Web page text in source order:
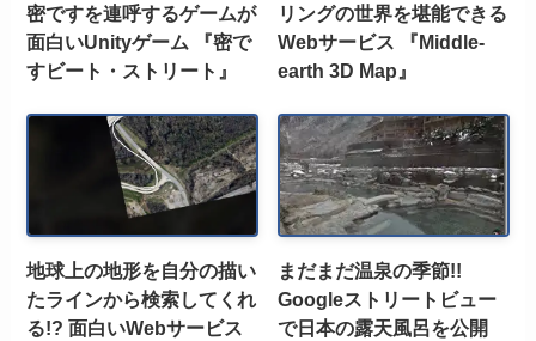
密ですを連呼するゲームが
面白いUnityゲーム 『密で
すビート・ストリート』
リングの世界を堪能できる
Webサービス 『Middle-
earth 3D Map』
地球上の地形を自分の描い
たラインから検索してくれ
る!? 面白いWebサービス
まだまだ温泉の季節!!
Googleストリートビュー
で日本の露天風呂を公開